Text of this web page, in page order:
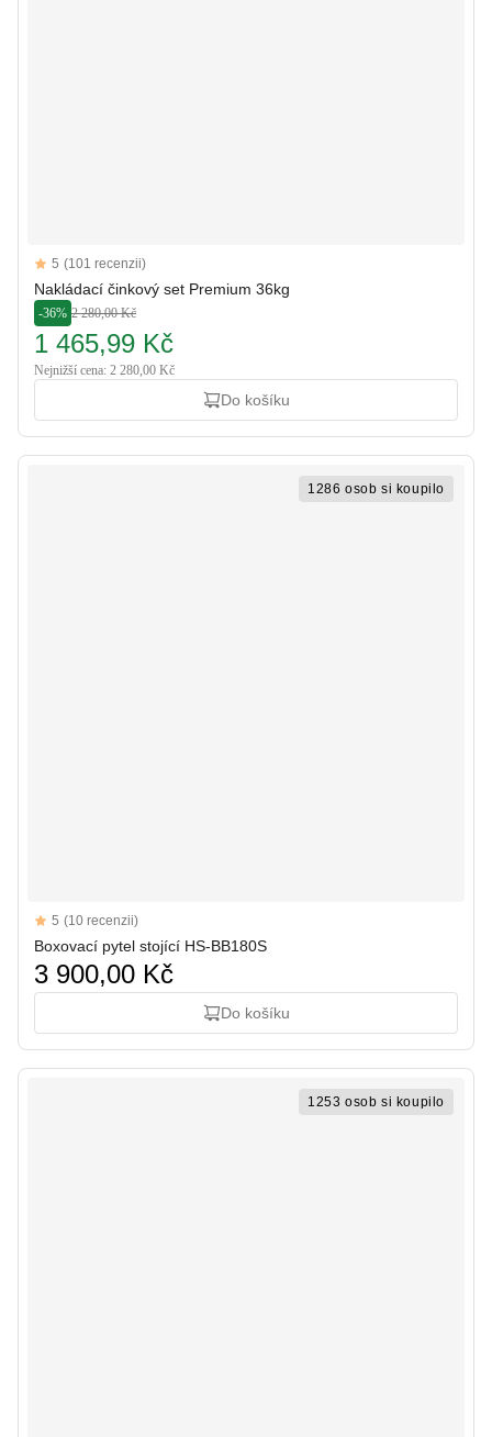
Reviews
5 out of 5 stars
5 (101 recenzii)
Nakládací činkový set Premium 36kg
-36% 2 280,00 Kč
1 465,99 Kč
Nejnižší cena: 2 280,00 Kč
Do košíku
1286 osob si koupilo
Reviews
5 out of 5 stars
5 (10 recenzii)
Boxovací pytel stojící HS-BB180S
3 900,00 Kč
Do košíku
1253 osob si koupilo